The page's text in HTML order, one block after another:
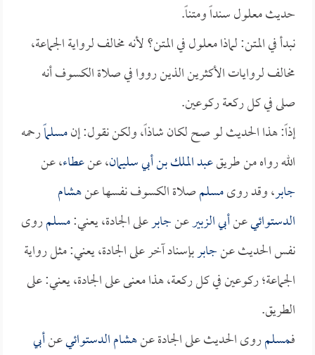
حديث معلول سنداً ومتناً.
نبدأ في المتن: لماذا معلول في المتن؟ لأنه مخالف لرواية الجماعة،
مخالف لروايات الأكثرين الذين رووا في صلاة الكسوف أنه
صلى في كل ركعة ركوعين.
إذاً: هذا الحديث لو صح لكان شاذاً، ولكن نقول: إنمسلماًرحمه
الله رواه من طريقعبد الملك بن أبي سليمان، عنعطاء، عن
جابر، وقد روىمسلمصلاة الكسوف نفسها عنهشام
الدستوائيعنأبي الزبيرعنجابرعلى الجادة، يعني:مسلمروى
نفس الحديث عنجابربإسناد آخر على الجادة، يعني: مثل رواية
الجماعة؛ ركوعين في كل ركعة، هذا معنى على الجادة، يعني: على
الطريق.
فـمسلمروى الحديث على الجادة عنهشام الدستوائيعنأبي